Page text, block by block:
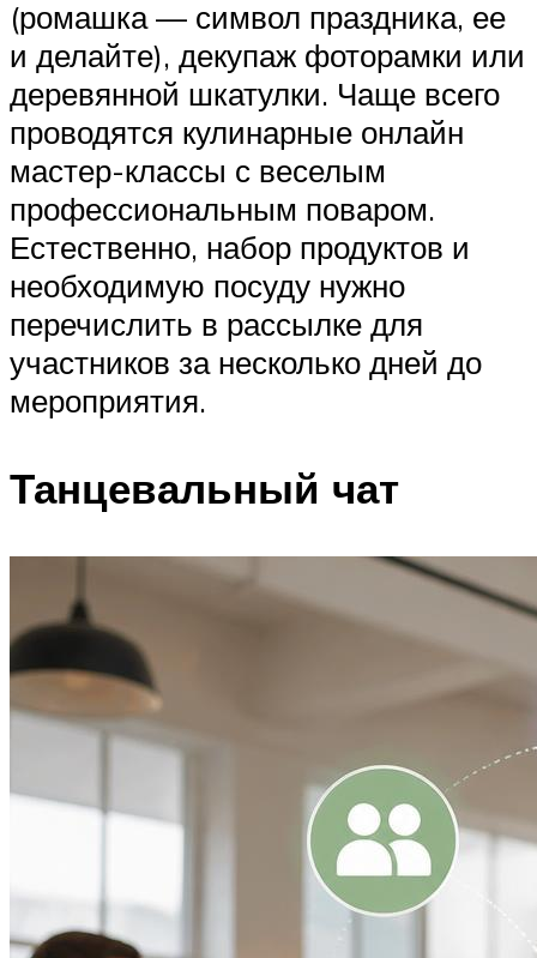
(ромашка — символ праздника, ее
и делайте), декупаж фоторамки или
деревянной шкатулки. Чаще всего
проводятся кулинарные онлайн
мастер-классы с веселым
профессиональным поваром.
Естественно, набор продуктов и
необходимую посуду нужно
перечислить в рассылке для
участников за несколько дней до
мероприятия.
Танцевальный чат